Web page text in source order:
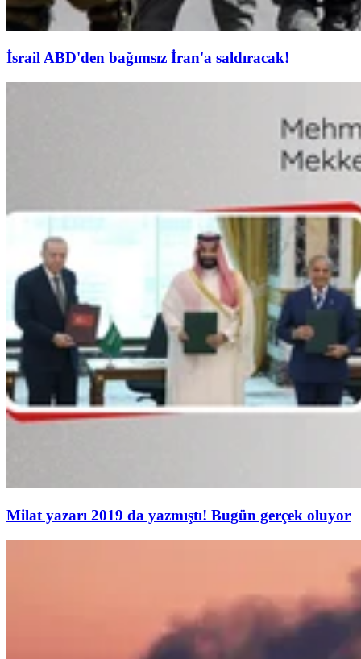
İsrail ABD'den bağımsız İran'a saldıracak!
Milat yazarı 2019 da yazmıştı! Bugün gerçek oluyor